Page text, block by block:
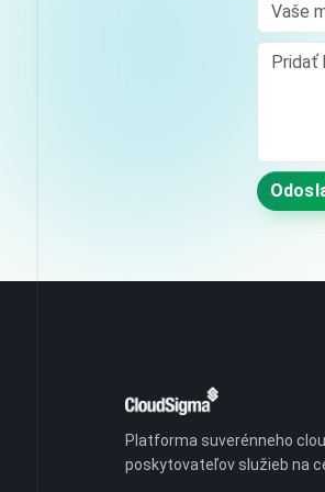
Platforma suverénneho
poskytovateľov služieb na